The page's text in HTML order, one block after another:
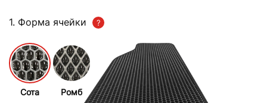
1. Форма ячейки
Сота Ромб